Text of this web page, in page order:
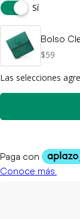
Sí
Bolso
$59
Las selecciones